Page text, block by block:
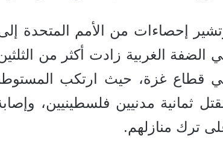
إحصاءات من الأمم المتحدة
ترك منازلهم.